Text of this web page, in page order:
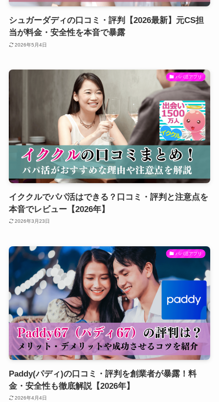
シュガーダディの口コミ・評判【2026最新】元CS担
当が料金・安全性を本音で暴露
2026年5月4日
パパ活アプリ
イククルでパパ活はできる？口コミ・評判と注意点を
本音でレビュー【2026年】
2026年3月23日
パパ活アプリ
Paddy(パディ)の口コミ・評判を創業者が暴露！料
金・安全性も徹底解説【2026年】
2026年4月4日